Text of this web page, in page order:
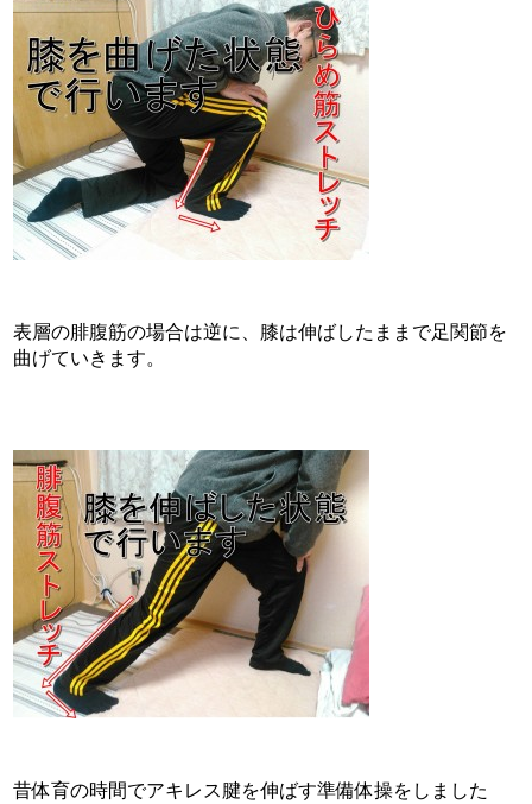
表層の腓腹筋の場合は逆に、膝は伸ばしたままで足関節を
曲げていきます。
昔体育の時間でアキレス腱を伸ばす準備体操をしました